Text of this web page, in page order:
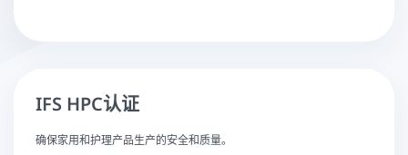
IFS HPC认证
确保家用和护理产品生产的安全和质量。